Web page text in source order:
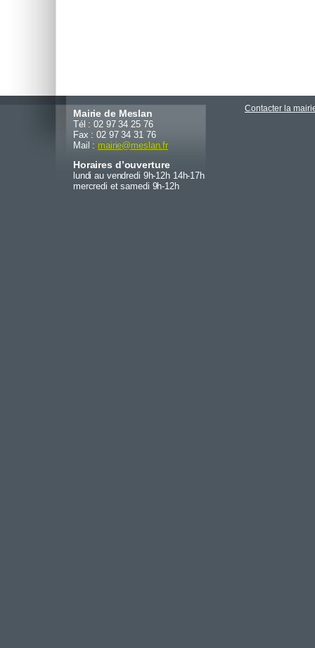
Mairie de Meslan
Tél : 02 97 34 25 76
Fax : 02 97 34 31 76
Mail : mairie@meslan.fr
Horaires d’ouverture
lundi au vendredi 9h-12h 14h-17h
mercredi et samedi 9h-12h
Contacter la